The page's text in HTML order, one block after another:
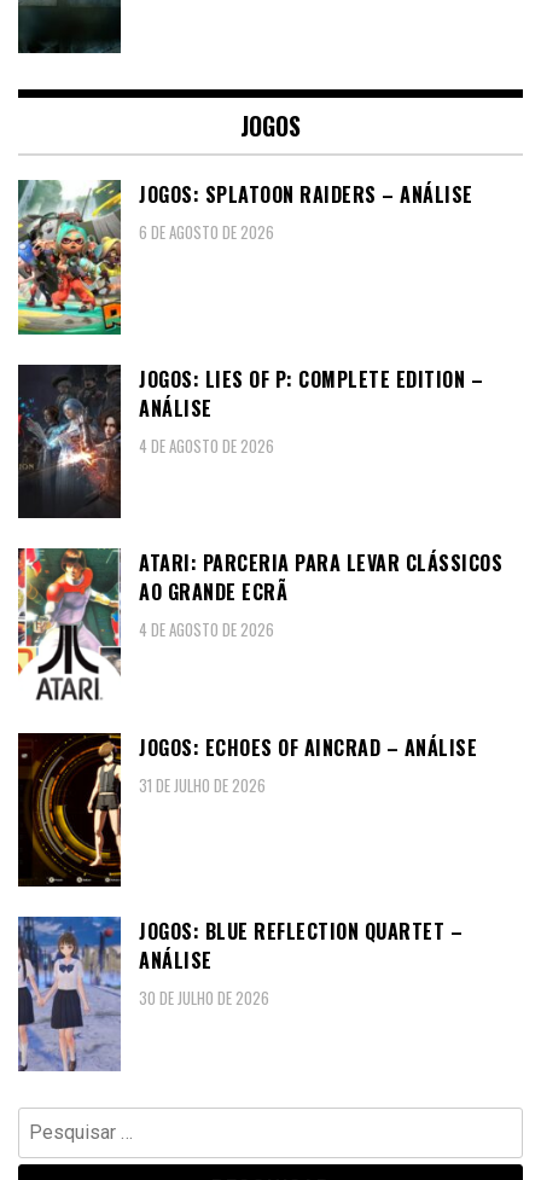
JOGOS
JOGOS: SPLATOON RAIDERS – ANÁLISE
6 DE AGOSTO DE 2026
JOGOS: LIES OF P: COMPLETE EDITION –
ANÁLISE
4 DE AGOSTO DE 2026
ATARI: PARCERIA PARA LEVAR CLÁSSICOS
AO GRANDE ECRÃ
4 DE AGOSTO DE 2026
JOGOS: ECHOES OF AINCRAD – ANÁLISE
31 DE JULHO DE 2026
JOGOS: BLUE REFLECTION QUARTET –
ANÁLISE
30 DE JULHO DE 2026
Pesquisar
por: